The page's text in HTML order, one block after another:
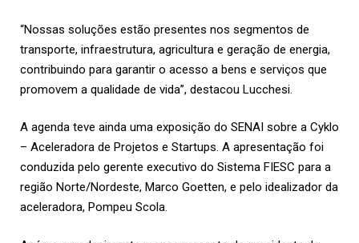
“Nossas soluções estão presentes nos segmentos de
transporte, infraestrutura, agricultura e geração de energia,
contribuindo para garantir o acesso a bens e serviços que
promovem a qualidade de vida”, destacou Lucchesi.
A agenda teve ainda uma exposição do SENAI sobre a Cyklo
– Aceleradora de Projetos e Startups. A apresentação foi
conduzida pelo gerente executivo do Sistema FIESC para a
região Norte/Nordeste, Marco Goetten, e pelo idealizador da
aceleradora, Pompeu Scola.